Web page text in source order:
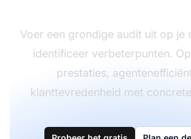
Voer een grondige audit uit op je
identificeer verbeterpunten.
prestaties,
klanttevredenheid met